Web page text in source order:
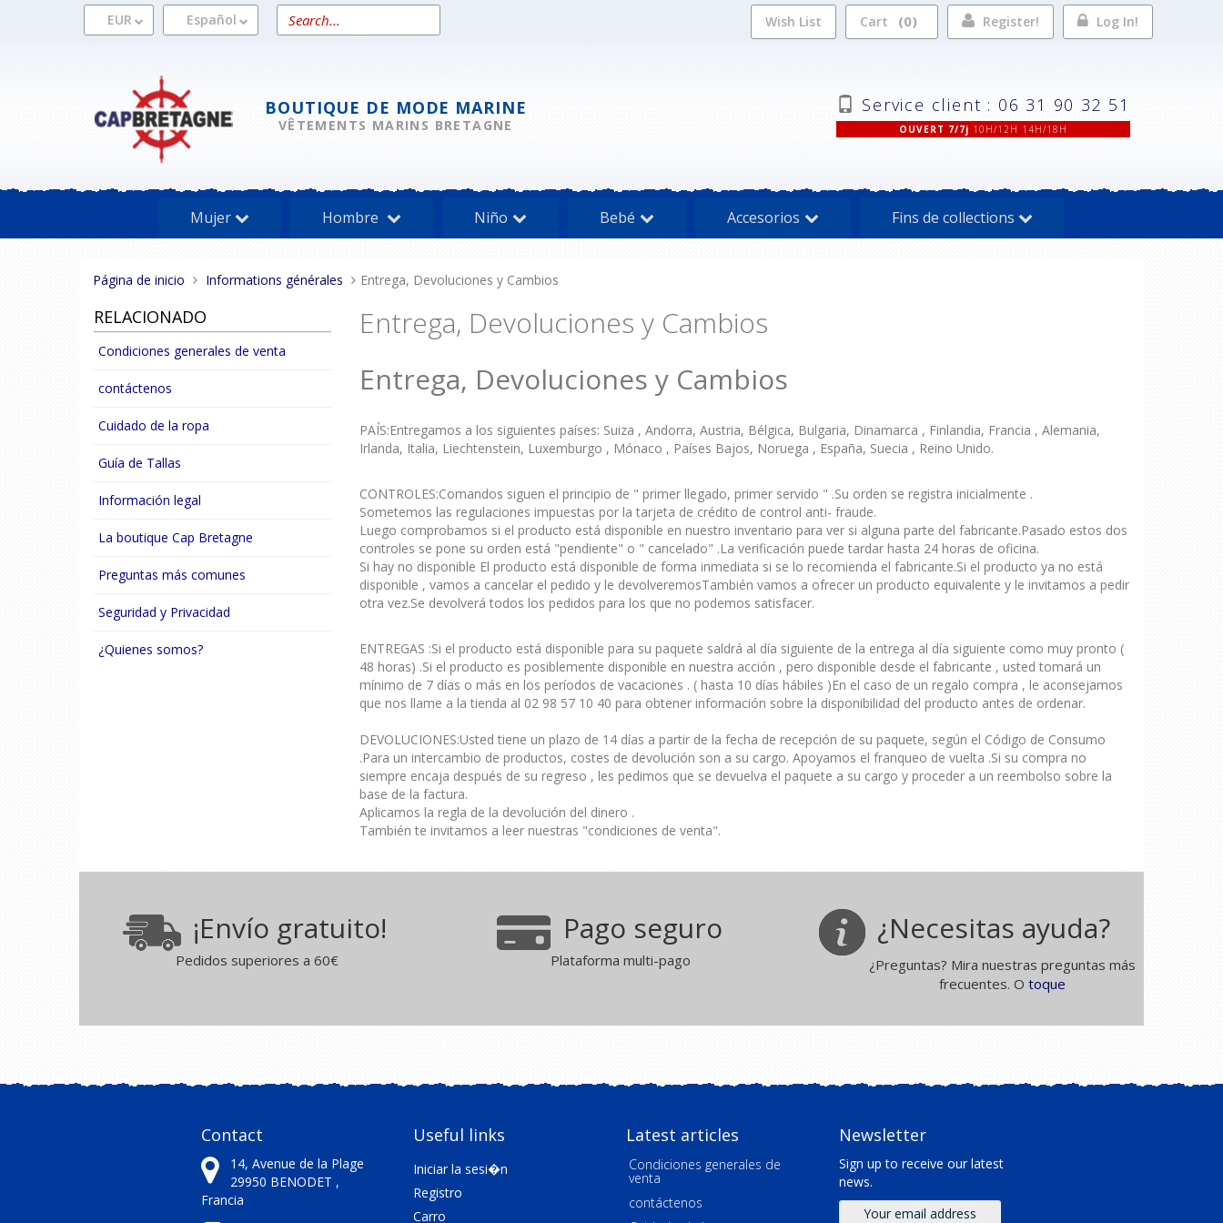
EUR Español
Search
a
Register! Log In!
Cart 0
Wish List
BOUTIQUE DE MODE MARINE
VÊTEMENTS MARINS BRETAGNE
Service client : 06 31 90 32 51
OUVERT 7/7j 10H/12H 14H/18H
Mujer Hombre Niño Bebé Accesorios Fins de collections
Estas
Página de inicio Informations générales Entrega, Devoluciones y Cambios
Entrega, Devoluciones y Cambios
Entrega, Devoluciones y Cambios
PAÍS:Entregamos a los siguientes países: Suiza , Andorra, Austria, Bélgica, Bulgaria, Dinamarca , Finlandia, Francia , Alemania,
Irlanda, Italia, Liechtenstein, Luxemburgo , Mónaco , Países Bajos, Noruega , España, Suecia , Reino Unido.
CONTROLES:Comandos siguen el principio de " primer llegado, primer servido " .Su orden se registra inicialmente .
Sometemos las regulaciones impuestas por la tarjeta de crédito de control anti- fraude.
Luego comprobamos si el producto está disponible en nuestro inventario para ver si alguna parte del fabricante.Pasado estos dos
controles se pone su orden está "pendiente" o " cancelado" .La verificación puede tardar hasta 24 horas de oficina.
Si hay no disponible El producto está disponible de forma inmediata si se lo recomienda el fabricante.Si el producto ya no está
disponible , vamos a cancelar el pedido y le devolveremosTambién vamos a ofrecer un producto equivalente y le invitamos a pedir
otra vez.Se devolverá todos los pedidos para los que no podemos satisfacer.
ENTREGAS :Si el producto está disponible para su paquete saldrá al día siguiente de la entrega al día siguiente como muy pronto (
48 horas) .Si el producto es posiblemente disponible en nuestra acción , pero disponible desde el fabricante , usted tomará un
mínimo de 7 días o más en los períodos de vacaciones . ( hasta 10 días hábiles )En el caso de un regalo compra , le aconsejamos
que nos llame a la tienda al 02 98 57 10 40 para obtener información sobre la disponibilidad del producto antes de ordenar.
DEVOLUCIONES:Usted tiene un plazo de 14 días a partir de la fecha de recepción de su paquete, según el Código de Consumo
.Para un intercambio de productos, costes de devolución son a su cargo. Apoyamos el franqueo de vuelta .Si su compra no
siempre encaja después de su regreso , les pedimos que se devuelva el paquete a su cargo y proceder a un reembolso sobre la
base de la factura.
Aplicamos la regla de la devolución del dinero .
También te invitamos a leer nuestras "condiciones de venta".
RELACIONADO
Condiciones generales de venta
contáctenos
Cuidado de la ropa
Guía de Tallas
Información legal
La boutique Cap Bretagne
Preguntas más comunes
Seguridad y Privacidad
¿Quienes somos?
¡Envío gratuito!
Pedidos superiores a 60€
Pago seguro
Plataforma multi-pago
¿Necesitas ayuda?
¿Preguntas? Mira nuestras preguntas más
frecuentes. O toque
Contact
14, Avenue de la Plage
29950 BENODET ,
Francia
Useful links
Iniciar la sesi�n
Registro
Carro
Latest articles
Condiciones generales de
venta
contáctenos
Newsletter
Sign up to receive our latest
news.
Email